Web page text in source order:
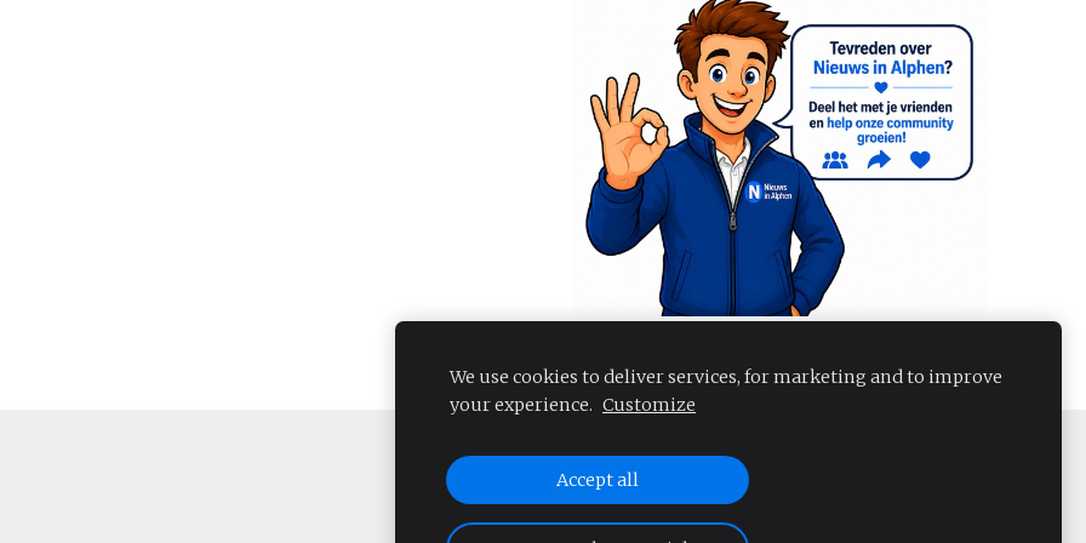
We use cookies to deliver services, for marketing and to improve
your experience. Customize
Accept all